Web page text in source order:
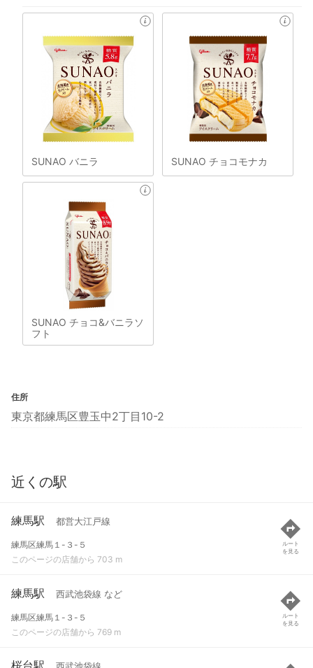
SUNAO バニラ SUNAO チョコモナカ
SUNAO チョコ&バニラソ
フト
住所
東京都練馬区豊玉中2丁目10-2
近くの駅
練馬駅 都営大江戸線
練馬区練馬１-３-５
このページの店舗から 703 m
ルート
を見る
練馬駅 西武池袋線 など
練馬区練馬１-３-５
このページの店舗から 769 m
ルート
を見る
桜台駅